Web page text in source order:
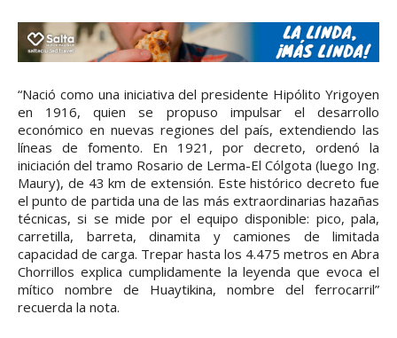
“Nació como una iniciativa del presidente Hipólito Yrigoyen
en 1916, quien se propuso impulsar el desarrollo
económico en nuevas regiones del país, extendiendo las
líneas de fomento. En 1921, por decreto, ordenó la
iniciación del tramo Rosario de Lerma-El Cólgota (luego Ing.
Maury), de 43 km de extensión. Este histórico decreto fue
el punto de partida una de las más extraordinarias hazañas
técnicas, si se mide por el equipo disponible: pico, pala,
carretilla, barreta, dinamita y camiones de limitada
capacidad de carga. Trepar hasta los 4.475 metros en Abra
Chorrillos explica cumplidamente la leyenda que evoca el
mítico nombre de Huaytikina, nombre del ferrocarril”
recuerda la nota.